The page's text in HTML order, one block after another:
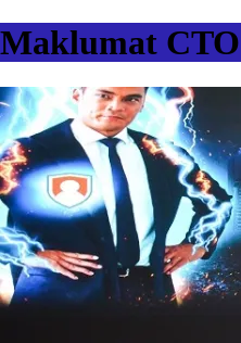
Maklumat